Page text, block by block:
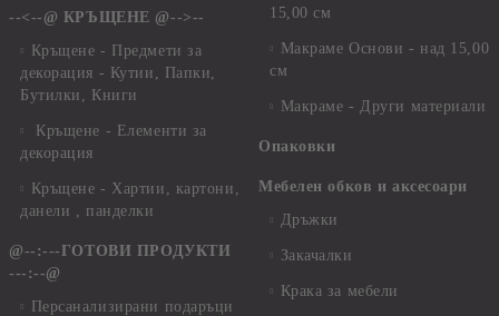
--<--@ КРЪЩЕНЕ @-->--
Кръщене - Предмети за
декорация - Кутии, Папки,
Бутилки, Книги
Кръщене - Елементи за
декорация
Кръщене - Хартии, картони,
данели , панделки
@--:---ГОТОВИ ПРОДУКТИ
---:--@
Персанализирани подаръци
15,00 см
Макраме Основи - над 15,00
см
Макраме - Други материали
Опаковки
Мебелен обков и аксесоари
Дръжки
Закачалки
Крака за мебели